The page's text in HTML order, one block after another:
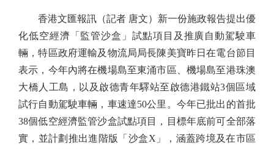
香港文匯報訊（記者 唐文）新一份施政報告提出優
化低空經濟「監管沙盒」試點項目及推廣自動駕駛車
輛，特區政府運輸及物流局局長陳美寶昨日在電台節目
表示，今年內將在機場島至東涌市區、機場島至港珠澳
大橋人工島，以及啟德青年驛站至啟德港鐵站3個區域
試行自動駕駛車輛，車速達50公里。今年已批出的首批
38個低空經濟監管沙盒試點項目，目標年底前可全部落
實，並計劃推出進階版「沙盒X」，涵蓋跨境及在市區